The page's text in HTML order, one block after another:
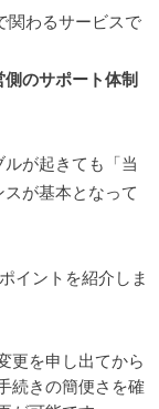
関わるサービスで
側のサポート体制
が起きても「当
が基本となって
イントを紹介しま
更を申し出てから
続きの簡便さを確